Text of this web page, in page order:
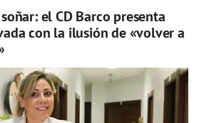
el CD Barco presenta
con la ilusión de «volver a